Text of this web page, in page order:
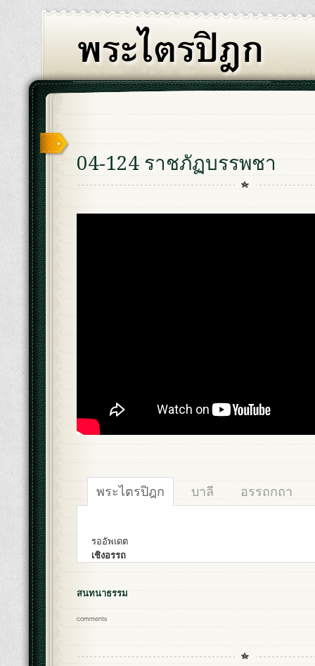
04-124 ราชภัฏบรรพชา
พระไตรปิฎก บาลี อรรถกถา
รออัพเดต
เชิงอรรถ
สนทนาธรรม
comments